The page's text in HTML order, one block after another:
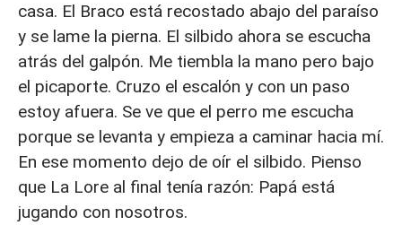
casa. El Braco está recostado abajo del paraíso
y se lame la pierna. El silbido ahora se escucha
atrás del galpón. Me tiembla la mano pero bajo
el picaporte. Cruzo el escalón y con un paso
estoy afuera. Se ve que el perro me escucha
porque se levanta y empieza a caminar hacia mí.
En ese momento dejo de oír el silbido. Pienso
que La Lore al final tenía razón: Papá está
jugando con nosotros.